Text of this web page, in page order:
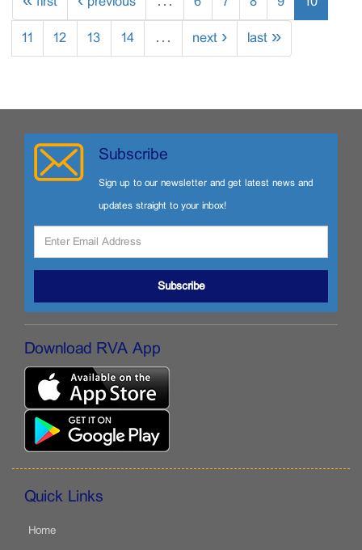
11 12 13 14 … next › last »
Subscribe
Sign up to our newsletter and get latest news and
updates straight to your inbox!
Subscribe
Download RVA App
Quick Links
Home